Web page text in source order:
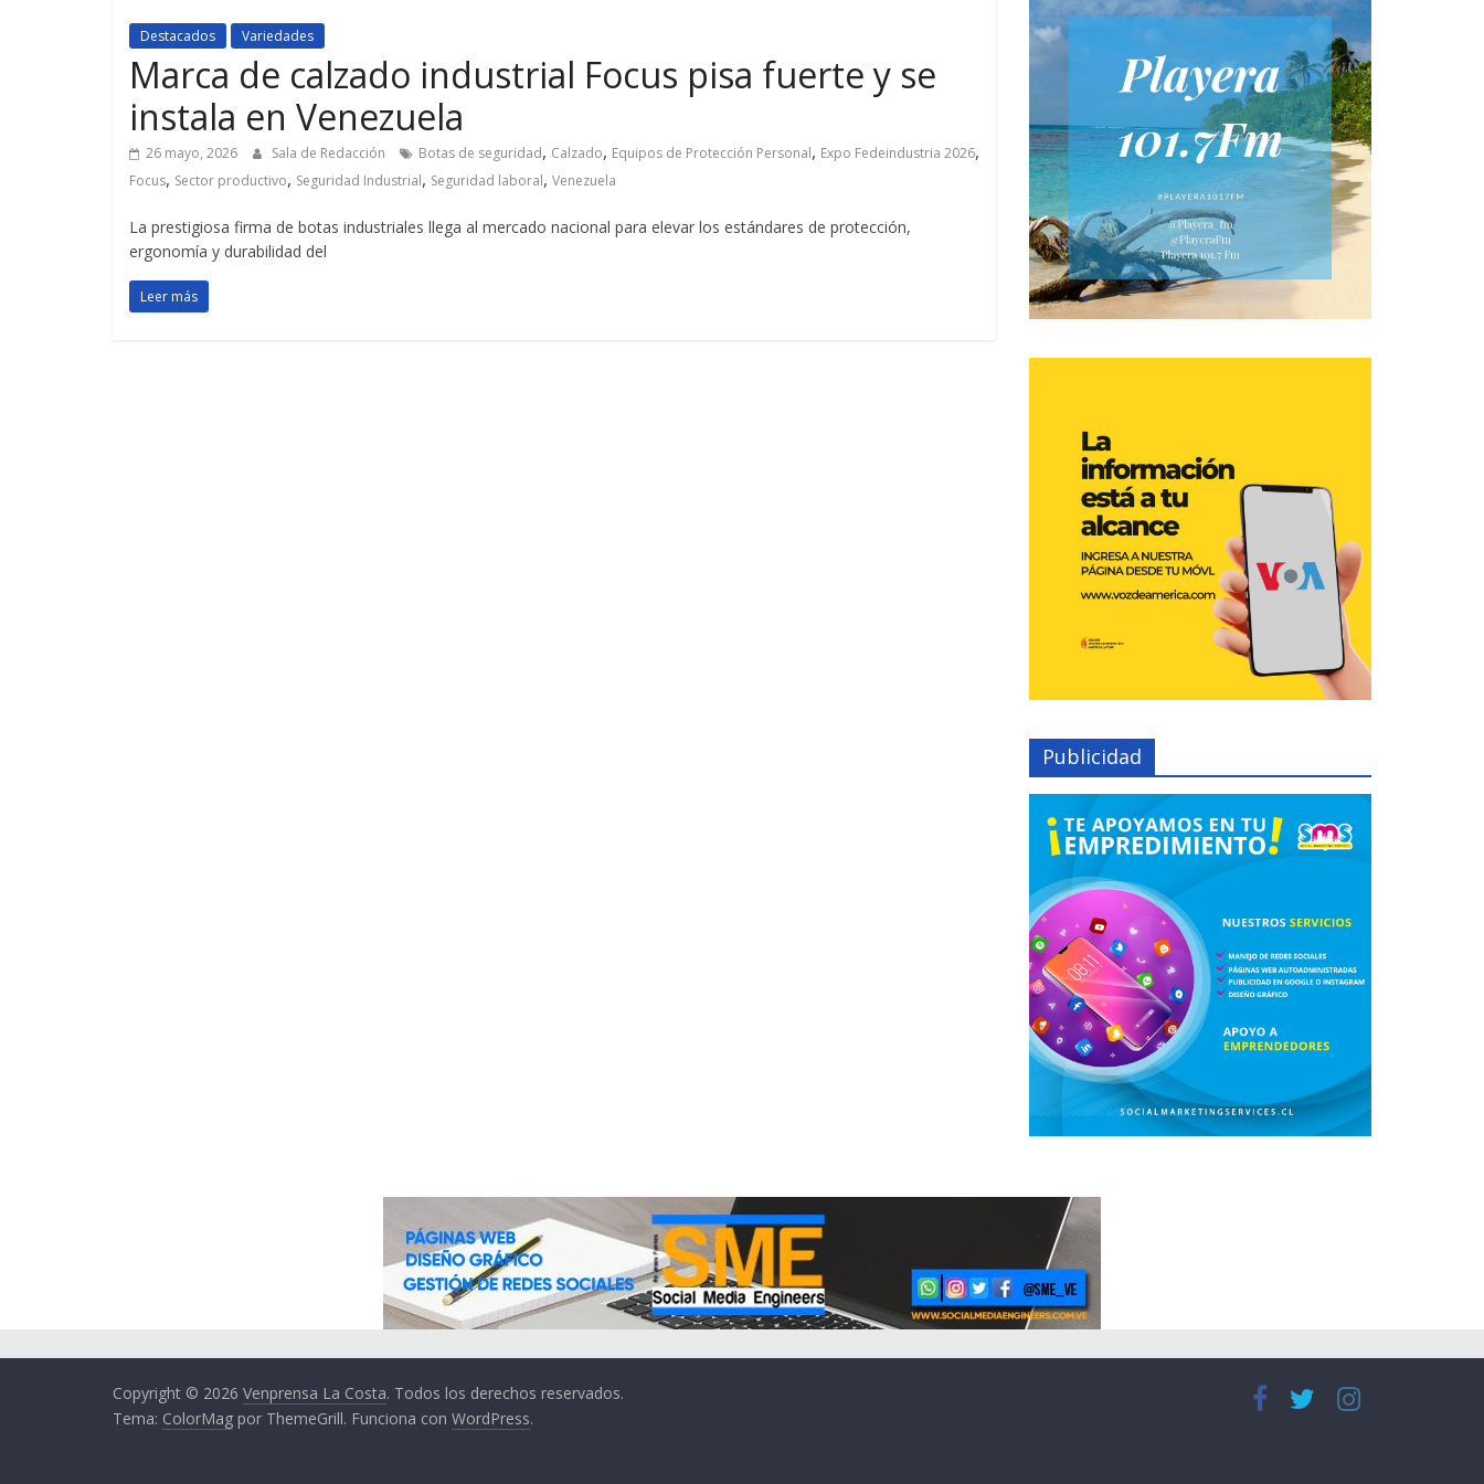
Destacados Variedades
Marca de calzado industrial Focus pisa fuerte y se
instala en Venezuela
26 mayo, 2026 Sala de Redacción Botas de seguridad, Calzado, Equipos de Protección Personal, Expo Fedeindustria 2026,
Focus, Sector productivo, Seguridad Industrial, Seguridad laboral, Venezuela
La prestigiosa firma de botas industriales llega al mercado nacional para elevar los estándares de protección,
ergonomía y durabilidad del
Leer más
Publicidad
Copyright © 2026 Venprensa La Costa. Todos los derechos reservados.
Tema: ColorMag por ThemeGrill. Funciona con WordPress.